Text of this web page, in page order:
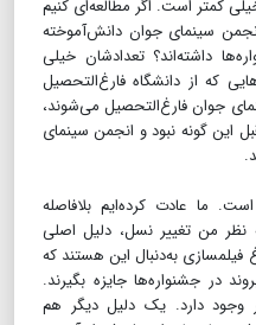
کمتر است. اگر مطالعه‌ای کنیم
سینمای جوان دانش‌آموخته
داشته‌اند؟ تعدادشان خیلی
که از دانشگاه فارغ‌التحصیل
جوان فارغ‌التحصیل می‌شوند،
این گونه نبود و انجمن سینمای
ما عادت کرده‌ایم بلافاصله
نظر من تغییر نسل، دلیل اصلی
به‌دنبال این هستند که
در جشنواره‌ها جایزه بگیرند.
وجود دارد. یک دلیل دیگر هم